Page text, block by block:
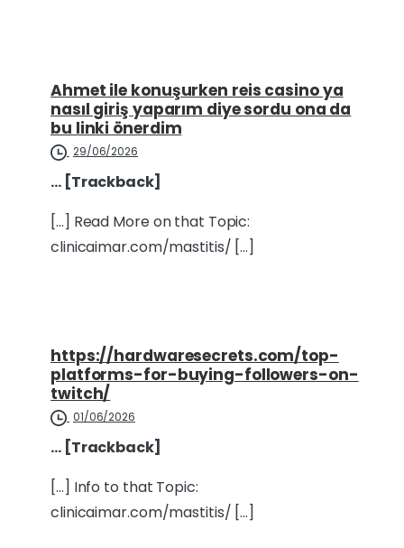
Ahmet ile konuşurken reis casino ya
nasıl giriş yaparım diye sordu ona da
bu linki önerdim
29/06/2026
… [Trackback]
[…] Read More on that Topic:
clinicaimar.com/mastitis/ […]
https://hardwaresecrets.com/top-
platforms-for-buying-followers-on-
twitch/
01/06/2026
… [Trackback]
[…] Info to that Topic:
clinicaimar.com/mastitis/ […]